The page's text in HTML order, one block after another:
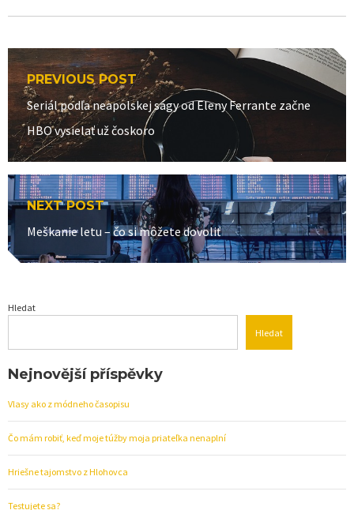
Navigace
pro
příspěvek
PREVIOUS POST
Previous
post:
Seriál podľa neapolskej ságy od Eleny Ferrante začne
HBO vysielať už čoskoro
NEXT POST
Next
post:
Meškanie letu – čo si môžete dovoliť
Hledat
Hledat
Nejnovější příspěvky
Vlasy ako z módneho časopisu
Čo mám robiť, keď moje túžby moja priateľka nenaplní
Hriešne tajomstvo z Hlohovca
Testujete sa?